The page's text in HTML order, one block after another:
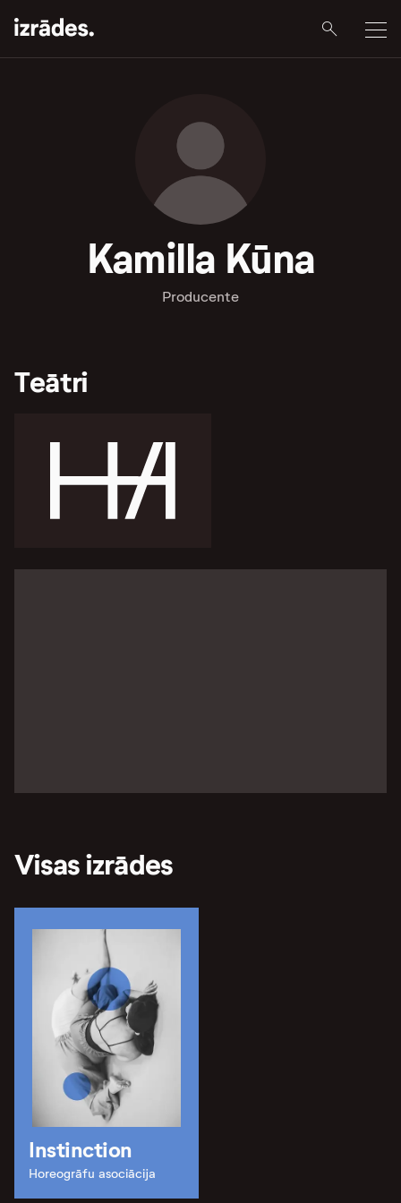
Kamilla Kūna
Producente
Teātri
Visas izrādes
Instinction
Horeogrāfu asociācija